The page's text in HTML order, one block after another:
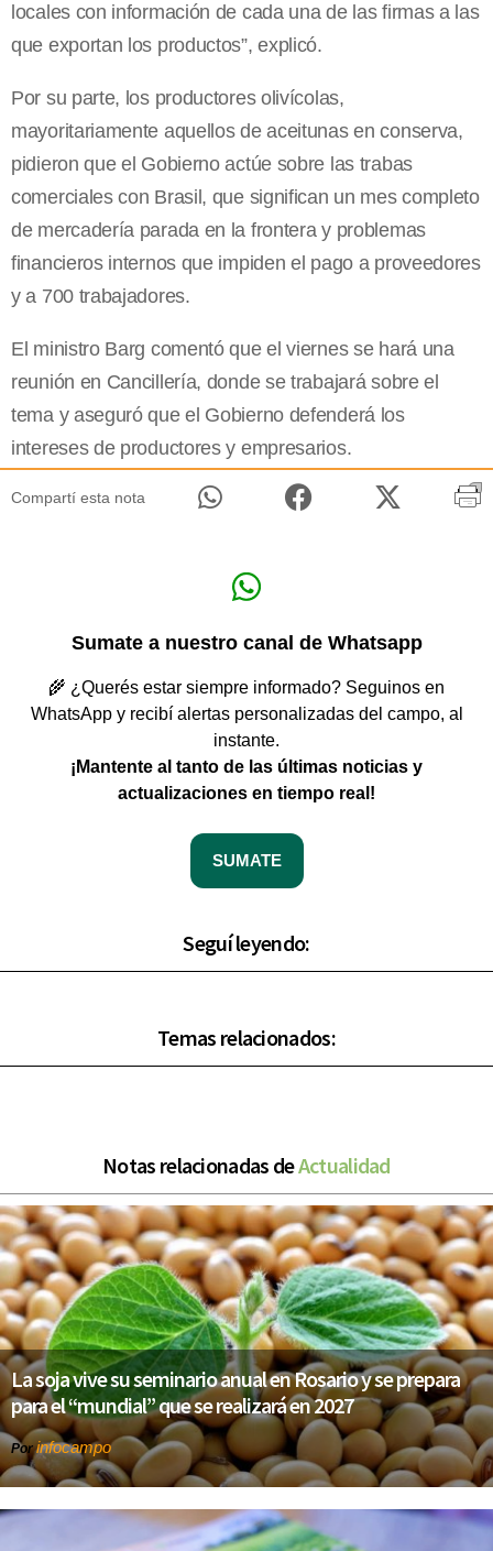
locales con información de cada una de las firmas a las
que exportan los productos”, explicó.
Por su parte, los productores olivícolas,
mayoritariamente aquellos de aceitunas en conserva,
pidieron que el Gobierno actúe sobre las trabas
comerciales con Brasil, que significan un mes completo
de mercadería parada en la frontera y problemas
financieros internos que impiden el pago a proveedores
y a 700 trabajadores.
El ministro Barg comentó que el viernes se hará una
reunión en Cancillería, donde se trabajará sobre el
tema y aseguró que el Gobierno defenderá los
intereses de productores y empresarios.
Compartí esta nota
Sumate a nuestro canal de Whatsapp
🌾 ¿Querés estar siempre informado? Seguinos en
WhatsApp y recibí alertas personalizadas del campo, al
instante.
¡Mantente al tanto de las últimas noticias y
actualizaciones en tiempo real!
SUMATE
Seguí leyendo:
Temas relacionados:
Notas relacionadas deActualidad
La soja vive su seminario anual en Rosario y se prepara
para el “mundial” que se realizará en 2027
Porinfocampo